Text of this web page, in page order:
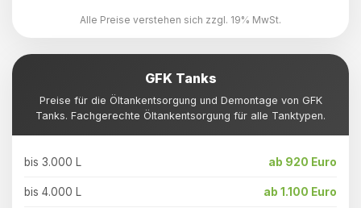
Alle Preise verstehen sich zzgl. 19% MwSt.
GFK Tanks
Preise für die Öltankentsorgung und Demontage von GFK
Tanks. Fachgerechte Öltankentsorgung für alle Tanktypen.
bis 3.000 L ab 920 Euro
bis 4.000 L ab 1.100 Euro